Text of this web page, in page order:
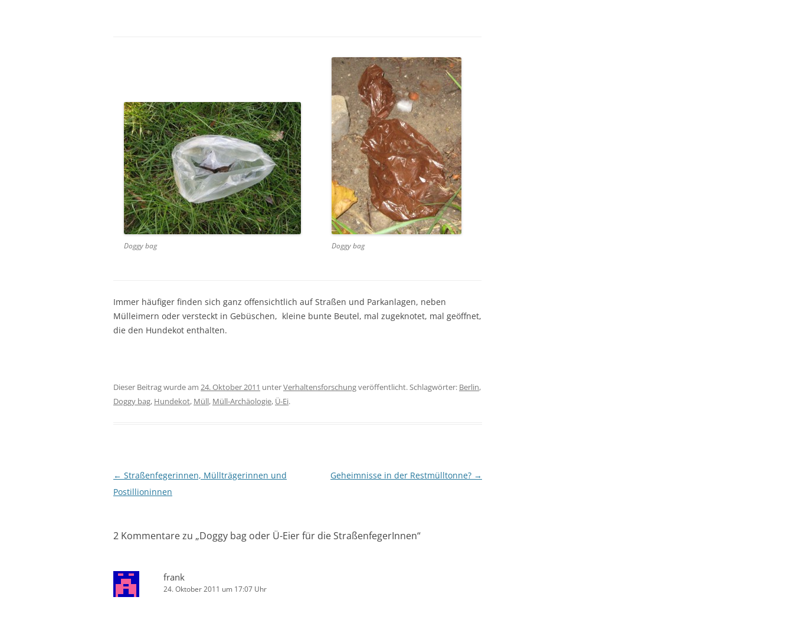
Doggy bag Doggy bag
Immer häufiger finden sich ganz offensichtlich auf Straßen und Parkanlagen, neben
Mülleimern oder versteckt in Gebüschen, kleine bunte Beutel, mal zugeknotet, mal geöffnet,
die den Hundekot enthalten.
Dieser Beitrag wurde am 24. Oktober 2011 unterVerhaltensforschungveröffentlicht. Schlagwörter: Berlin,
Doggy bag, Hundekot, Müll, Müll-Archäologie, Ü-Ei.
Beitragsnavigation
← Straßenfegerinnen, Müllträgerinnen und
Postillioninnen
Geheimnisse in der Restmülltonne? →
2 Kommentare zu „Doggy bag oder Ü-Eier für die StraßenfegerInnen“
frank
24. Oktober 2011 um 17:07 Uhr